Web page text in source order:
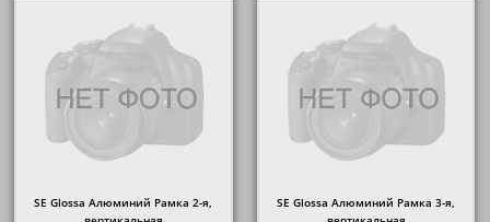
SE Glossa Алюминий Рамка 2-я,
SE Glossa Алюминий Рамка 3-я,